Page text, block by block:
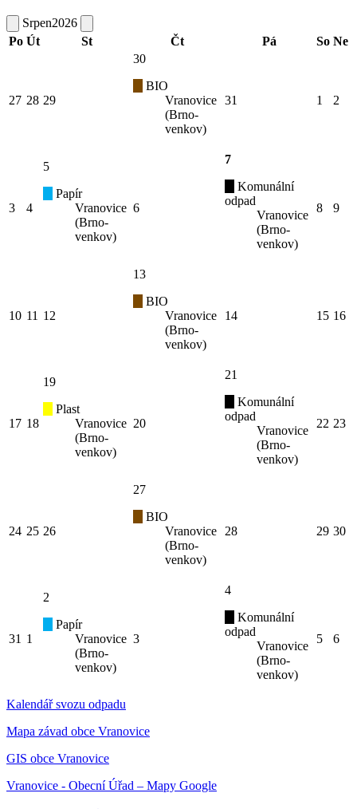
Srpen2026
Po Út St Čt Pá So Ne
27 28 29
30
BIO
Vranovice
(Brno-
venkov)
31 1 2
3 4
5
Papír
Vranovice
(Brno-
venkov)
6
7
Komunální
odpad
Vranovice
(Brno-
venkov)
8 9
10 11 12
13
BIO
Vranovice
(Brno-
venkov)
14 15 16
17 18
19
Plast
Vranovice
(Brno-
venkov)
20
21
Komunální
odpad
Vranovice
(Brno-
venkov)
22 23
24 25 26
27
BIO
Vranovice
(Brno-
venkov)
28 29 30
31 1
2
Papír
Vranovice
(Brno-
venkov)
3
4
Komunální
odpad
Vranovice
(Brno-
venkov)
5 6
Kalendář svozu odpadu
Mapa závad obce Vranovice
GIS obce Vranovice
Vranovice - Obecní Úřad – Mapy Google